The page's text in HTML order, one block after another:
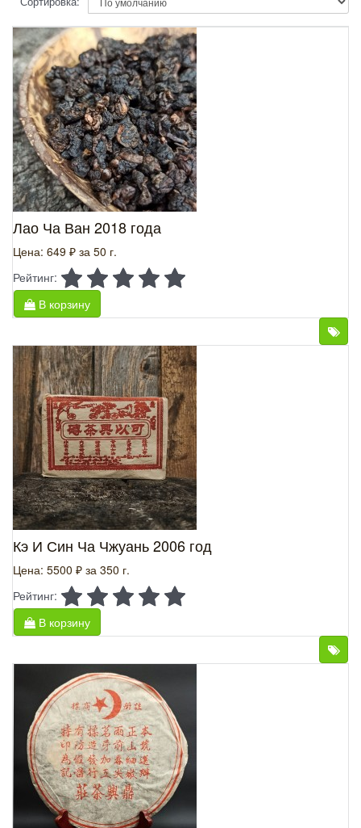
Лао Ча Ван 2018 года
Цена: 649 ₽ за 50 г.
Рейтинг:
В корзину
Кэ И Син Ча Чжуань 2006 год
Цена: 5500 ₽ за 350 г.
Рейтинг:
В корзину